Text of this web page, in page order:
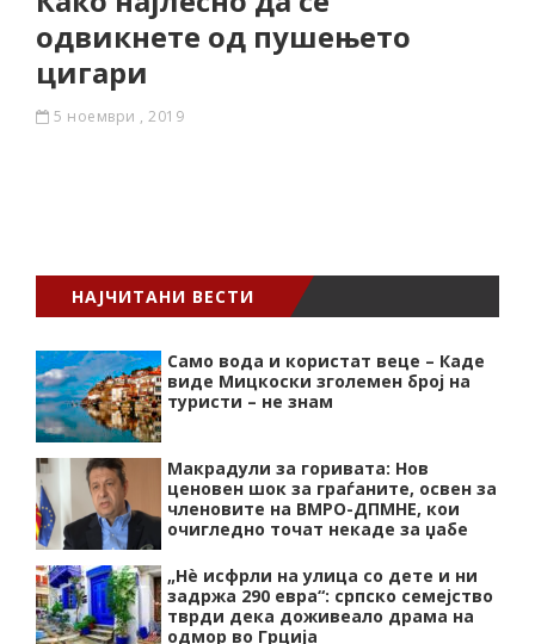
одвикнете од пушењето
цигари
5 ноември , 2019
НАЈЧИТАНИ ВЕСТИ
Само вода и користат веце – Каде
виде Мицкоски зголемен број на
туристи – не знам
Макрадули за горивата: Нов
ценовен шок за граѓаните, освен за
членовите на ВМРО-ДПМНЕ, кои
очигледно точат некаде за џабе
„Нѐ исфрли на улица со дете и ни
задржа 290 евра“: српско семејство
тврди дека доживеало драма на
одмор во Грција